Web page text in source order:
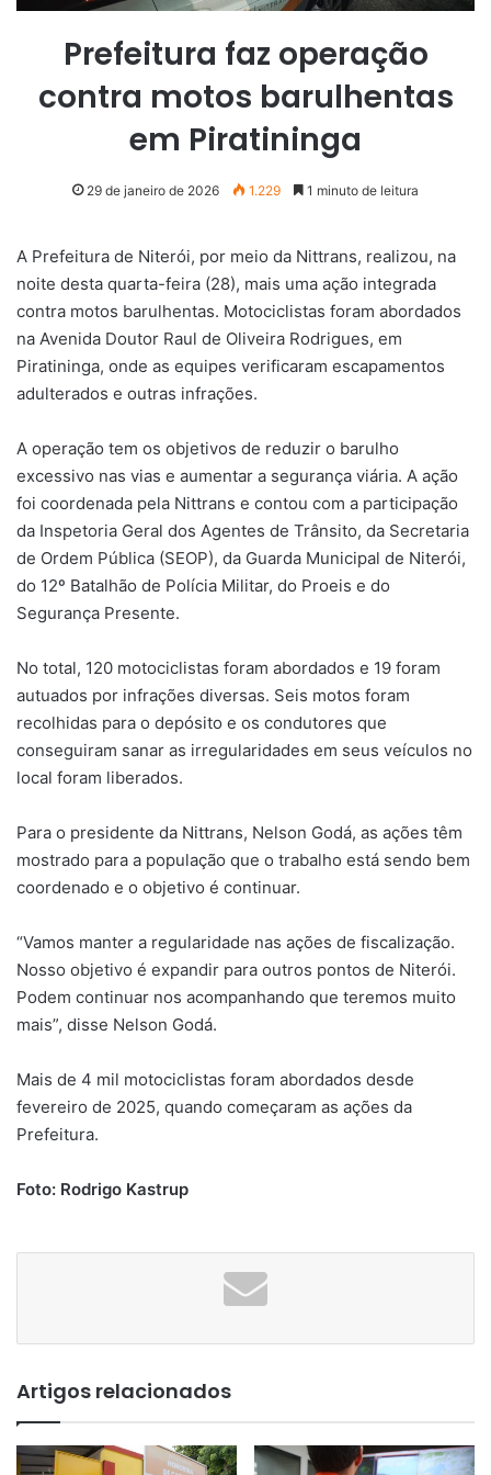
Prefeitura faz operação
contra motos barulhentas
em Piratininga
29 de janeiro de 2026 1.229 1 minuto de leitura
A Prefeitura de Niterói, por meio da Nittrans, realizou, na
noite desta quarta-feira (28), mais uma ação integrada
contra motos barulhentas. Motociclistas foram abordados
na Avenida Doutor Raul de Oliveira Rodrigues, em
Piratininga, onde as equipes verificaram escapamentos
adulterados e outras infrações.
A operação tem os objetivos de reduzir o barulho
excessivo nas vias e aumentar a segurança viária. A ação
foi coordenada pela Nittrans e contou com a participação
da Inspetoria Geral dos Agentes de Trânsito, da Secretaria
de Ordem Pública (SEOP), da Guarda Municipal de Niterói,
do 12º Batalhão de Polícia Militar, do Proeis e do
Segurança Presente.
No total, 120 motociclistas foram abordados e 19 foram
autuados por infrações diversas. Seis motos foram
recolhidas para o depósito e os condutores que
conseguiram sanar as irregularidades em seus veículos no
local foram liberados.
Para o presidente da Nittrans, Nelson Godá, as ações têm
mostrado para a população que o trabalho está sendo bem
coordenado e o objetivo é continuar.
“Vamos manter a regularidade nas ações de fiscalização.
Nosso objetivo é expandir para outros pontos de Niterói.
Podem continuar nos acompanhando que teremos muito
mais”, disse Nelson Godá.
Mais de 4 mil motociclistas foram abordados desde
fevereiro de 2025, quando começaram as ações da
Prefeitura.
Foto: Rodrigo Kastrup
Artigos relacionados